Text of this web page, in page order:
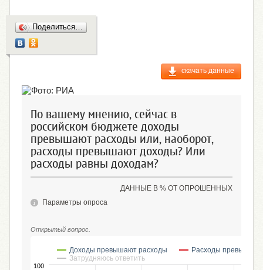
скачать данные
По вашему мнению, сейчас в
российском бюджете доходы
превышают расходы или, наоборот,
расходы превышают доходы? Или
расходы равны доходам?
ДАННЫЕ В % ОТ ОПРОШЕННЫХ
Параметры опроса
Открытый вопрос.
Доходы превышают расходы
Расходы
Затрудняюсь ответить
100
Поделиться…